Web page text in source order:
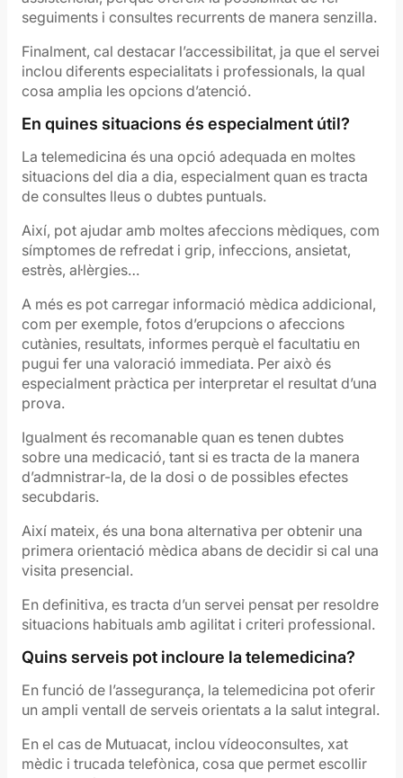
seguiments i consultes recurrents de manera senzilla.
Finalment, cal destacar l’accessibilitat, ja que el servei
inclou diferents especialitats i professionals, la qual
cosa amplia les opcions d’atenció.
En quines situacions és especialment útil?
La telemedicina és una opció adequada en moltes
situacions del dia a dia, especialment quan es tracta
de consultes lleus o dubtes puntuals.
Així, pot ajudar amb moltes afeccions mèdiques, com
símptomes de refredat i grip, infeccions, ansietat,
estrès, al·lèrgies…
A més es pot carregar informació mèdica addicional,
com per exemple, fotos d’erupcions o afeccions
cutànies, resultats, informes perquè el facultatiu en
pugui fer una valoració immediata. Per això és
especialment pràctica per interpretar el resultat d’una
prova.
Igualment és recomanable quan es tenen dubtes
sobre una medicació, tant si es tracta de la manera
d’admnistrar-la, de la dosi o de possibles efectes
secubdaris.
Així mateix, és una bona alternativa per obtenir una
primera orientació mèdica abans de decidir si cal una
visita presencial.
En definitiva, es tracta d’un servei pensat per resoldre
situacions habituals amb agilitat i criteri professional.
Quins serveis pot incloure la telemedicina?
En funció de l’assegurança, la telemedicina pot oferir
un ampli ventall de serveis orientats a la salut integral.
En el cas de Mutuacat, inclou vídeoconsultes, xat
mèdic i trucada telefònica, cosa que permet escollir